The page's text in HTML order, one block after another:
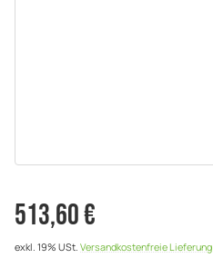
513,60 €
exkl. 19% USt. Versandkostenfreie Lieferung